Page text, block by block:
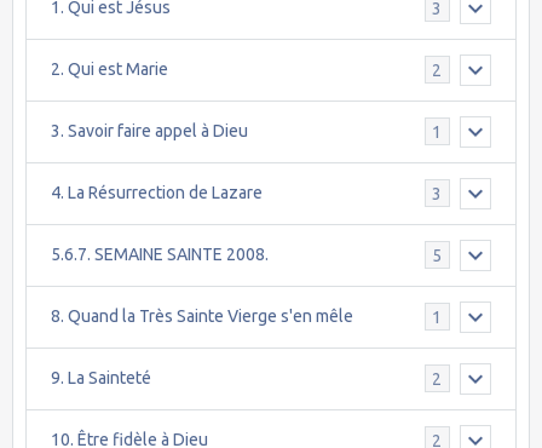
1. Qui est Jésus 3
2. Qui est Marie 2
3. Savoir faire appel à Dieu 1
4. La Résurrection de Lazare 3
5.6.7. SEMAINE SAINTE 2008. 5
8. Quand la Très Sainte Vierge s'en mêle 1
9. La Sainteté 2
10. Être fidèle à Dieu 2